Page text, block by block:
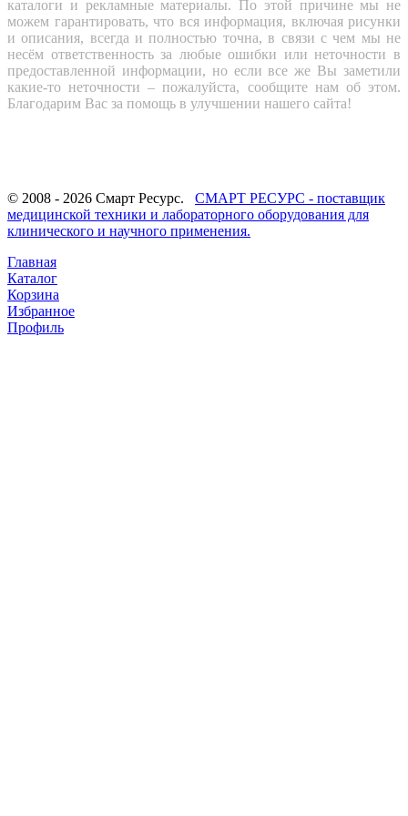
каталоги и рекламные материалы. По этой причине мы не
можем гарантировать, что вся информация, включая рисунки
и описания, всегда и полностью точна, в связи с чем мы не
несём ответственность за любые ошибки или неточности в
предоставленной информации, но если все же Вы заметили
какие-то неточности – пожалуйста, сообщите нам об этом.
Благодарим Вас за помощь в улучшении нашего сайта!
© 2008 - 2026 Смарт Ресурс. СМАРТ РЕСУРС - поставщик
медицинской техники и лабораторного оборудования для
клинического и научного применения.
Главная
Каталог
Корзина
Избранное
Профиль